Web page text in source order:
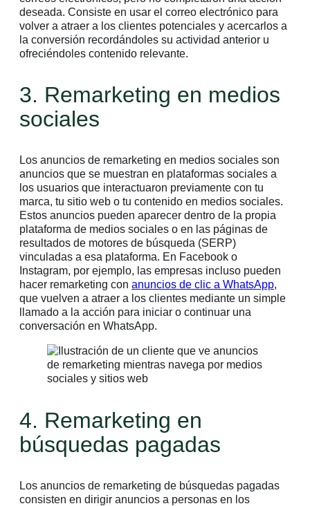
deseada. Consiste en usar el correo electrónico para
volver a atraer a los clientes potenciales y acercarlos a
la conversión recordándoles su actividad anterior u
ofreciéndoles contenido relevante.
3. Remarketing en medios
sociales
Los anuncios de remarketing en medios sociales son
anuncios que se muestran en plataformas sociales a
los usuarios que interactuaron previamente con tu
marca, tu sitio web o tu contenido en medios sociales.
Estos anuncios pueden aparecer dentro de la propia
plataforma de medios sociales o en las páginas de
resultados de motores de búsqueda (SERP)
vinculadas a esa plataforma. En Facebook o
Instagram, por ejemplo, las empresas incluso pueden
hacer remarketing con anuncios de clic a WhatsApp,
que vuelven a atraer a los clientes mediante un simple
llamado a la acción para iniciar o continuar una
conversación en WhatsApp.
4. Remarketing en
búsquedas pagadas
Los anuncios de remarketing de búsquedas pagadas
consisten en dirigir anuncios a personas en los